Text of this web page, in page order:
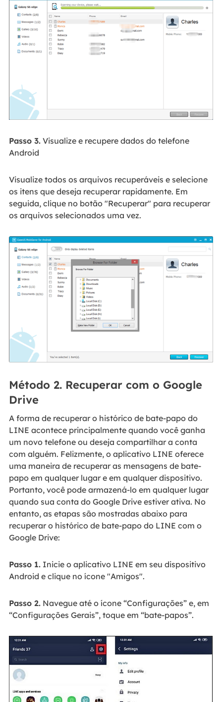
Passo 3.Visualize e recupere dados do telefone
Android
Visualize todos os arquivos recuperáveis e selecione
os itens que deseja recuperar rapidamente. Em
seguida, clique no botão "Recuperar" para recuperar
os arquivos selecionados uma vez.
Método 2. Recuperar com o Google
Drive
A forma de recuperar o histórico de bate-papo do
LINE acontece principalmente quando você ganha
um novo telefone ou deseja compartilhar a conta
com alguém. Felizmente, o aplicativo LINE oferece
uma maneira de recuperar as mensagens de bate-
papo em qualquer lugar e em qualquer dispositivo.
Portanto, você pode armazená-lo em qualquer lugar
quando sua conta do Google Drive estiver ativa. No
entanto, as etapas são mostradas abaixo para
recuperar o histórico de bate-papo do LINE com o
Google Drive:
Passo 1.Inicie o aplicativo LINE em seu dispositivo
Android e clique no ícone "Amigos".
Passo 2.Navegue até o ícone “Configurações” e, em
“Configurações Gerais”, toque em “bate-papos”.